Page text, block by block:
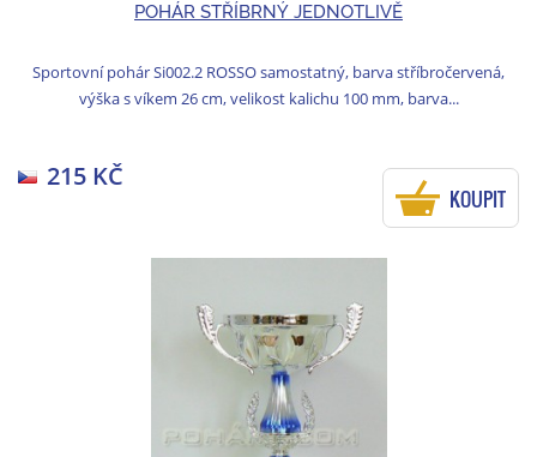
POHÁR STŘÍBRNÝ JEDNOTLIVĚ
Sportovní pohár Si002.2 ROSSO samostatný, barva stříbročervená,
výška s víkem 26 cm, velikost kalichu 100 mm, barva...
215 KČ
KOUPIT